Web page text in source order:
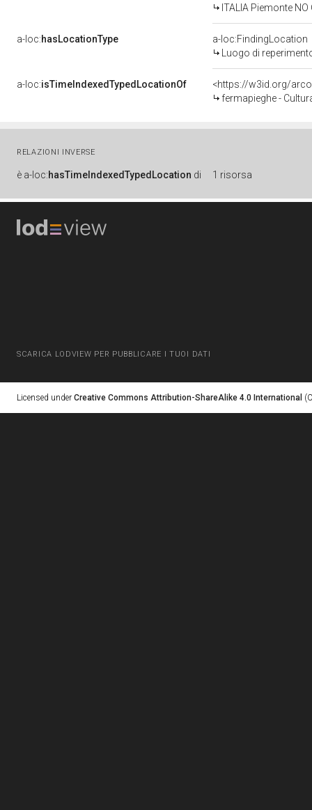
ITALIA Piemonte
a-loc:hasLocationType
a-loc:FindingLocation
Luogo di
a-loc:isTimeIndexedTypedLocationOf
<https://w3id.org/
fermapieghe -
RELAZIONI INVERSE
è a-loc:hasTimeIndexedTypedLocation di 1 risorsa
SCARICA LODVIEW PER PUBBLICARE I TUOI DATI
Licensed under Creative Commons Attribution-ShareAlike 4.0 International